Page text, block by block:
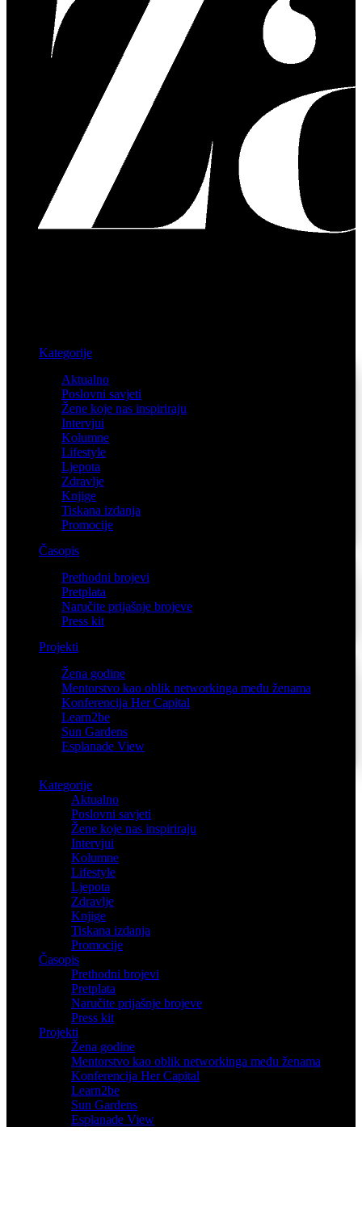
Kategorije
Aktualno
Poslovni savjeti
Žene koje nas inspiriraju
Intervjui
Kolumne
Lifestyle
Ljepota
Zdravlje
Knjige
Tiskana izdanja
Promocije
Časopis
Prethodni brojevi
Pretplata
Naručite prijašnje brojeve
Press kit
Projekti
Žena godine
Mentorstvo kao oblik networkinga među ženama
Konferencija Her Capital
Learn2be
Sun Gardens
Esplanade View
Kategorije
Aktualno
Poslovni savjeti
Žene koje nas inspiriraju
Intervjui
Kolumne
Lifestyle
Ljepota
Zdravlje
Knjige
Tiskana izdanja
Promocije
Časopis
Prethodni brojevi
Pretplata
Naručite prijašnje brojeve
Press kit
Projekti
Žena godine
Mentorstvo kao oblik networkinga među ženama
Konferencija Her Capital
Learn2be
Sun Gardens
Esplanade View